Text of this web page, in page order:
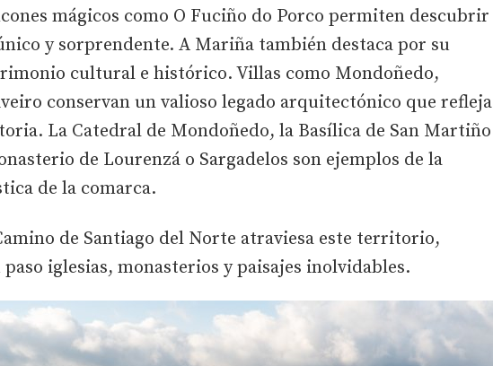
mágicos como O Fuciño do Porco permiten descubrir
y sorprendente. A Mariña también destaca por su
cultural e histórico. Villas como Mondoñedo,
conservan un valioso legado arquitectónico que refleja
La Catedral de Mondoñedo, la Basílica de San Martiño
de Lourenzá o Sargadelos son ejemplos de la
de la comarca.
de Santiago del Norte atraviesa este territorio,
paso iglesias, monasterios y paisajes inolvidables.